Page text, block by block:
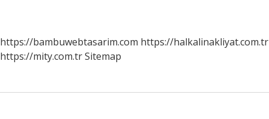
https://bambuwebtasarim.com https://halkalinakliyat.com.tr
https://mity.com.trSitemap